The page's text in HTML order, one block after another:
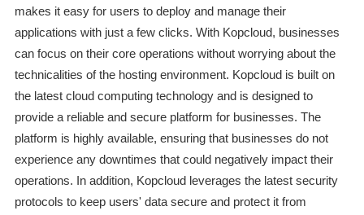
makes it easy for users to deploy and manage their
applications with just a few clicks. With Kopcloud, businesses
can focus on their core operations without worrying about the
technicalities of the hosting environment. Kopcloud is built on
the latest cloud computing technology and is designed to
provide a reliable and secure platform for businesses. The
platform is highly available, ensuring that businesses do not
experience any downtimes that could negatively impact their
operations. In addition, Kopcloud leverages the latest security
protocols to keep users' data secure and protect it from